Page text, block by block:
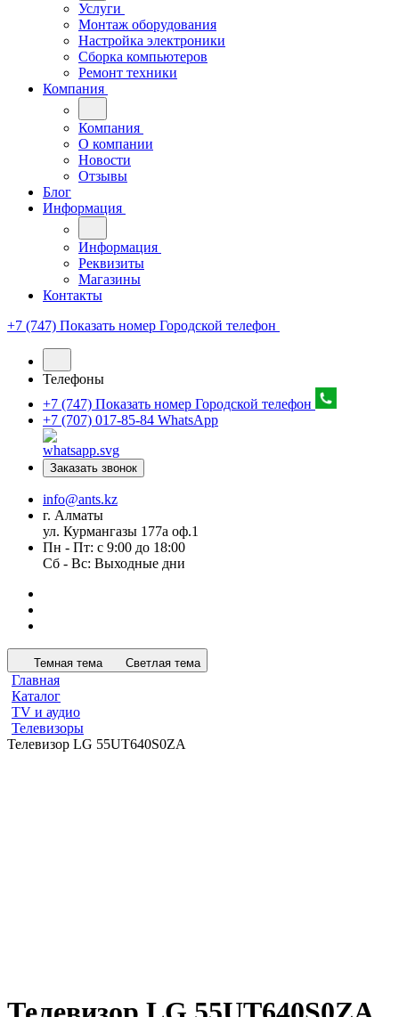
Услуги
Монтаж оборудования
Настройка электроники
Сборка компьютеров
Ремонт техники
Компания
Компания
О компании
Новости
Отзывы
Блог
Информация
Информация
Реквизиты
Магазины
Контакты
+7 (747) Показать номер Городской телефон
Телефоны
+7 (747) Показать номер Городской телефон
+7 (707) 017-85-84 WhatsApp
Заказать звонок
info@ants.kz
г. Алматы
ул. Курмангазы 177а оф.1
Пн - Пт: с 9:00 до 18:00
Сб - Вс: Выходные дни
Темная тема Светлая тема
Главная
Каталог
TV и аудио
Телевизоры
Телевизор LG 55UT640S0ZA